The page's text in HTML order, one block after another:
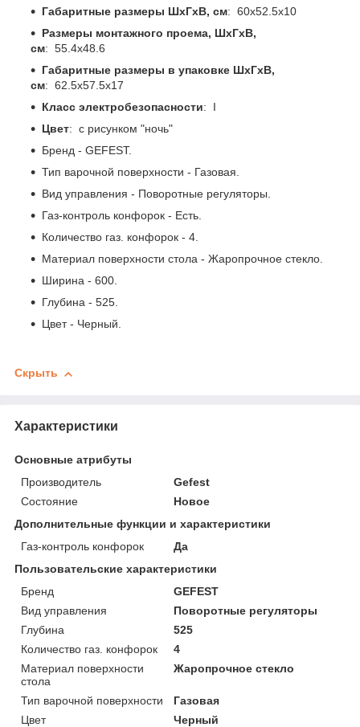
Габаритные размеры ШхГхВ, см: 60x52.5x10
Размеры монтажного проема, ШхГхВ,
см: 55.4x48.6
Габаритные размеры в упаковке ШхГхВ,
см: 62.5x57.5x17
Класс электробезопасности: I
Цвет: с рисунком "ночь"
Бренд - GEFEST.
Тип варочной поверхности - Газовая.
Вид управления - Поворотные регуляторы.
Газ-контроль конфорок - Есть.
Количество газ. конфорок - 4.
Материал поверхности стола - Жаропрочное стекло.
Ширина - 600.
Глубина - 525.
Цвет - Черный.
Скрыть
Характеристики
Основные атрибуты
Производитель
Gefest
Состояние
Новое
Дополнительные функции и характеристики
Газ-контроль конфорок
Да
Пользовательские характеристики
Бренд
GEFEST
Вид управления
Поворотные регуляторы
Глубина
525
Количество газ. конфорок
4
Материал поверхности
стола
Жаропрочное стекло
Тип варочной поверхности
Газовая
Цвет
Черный